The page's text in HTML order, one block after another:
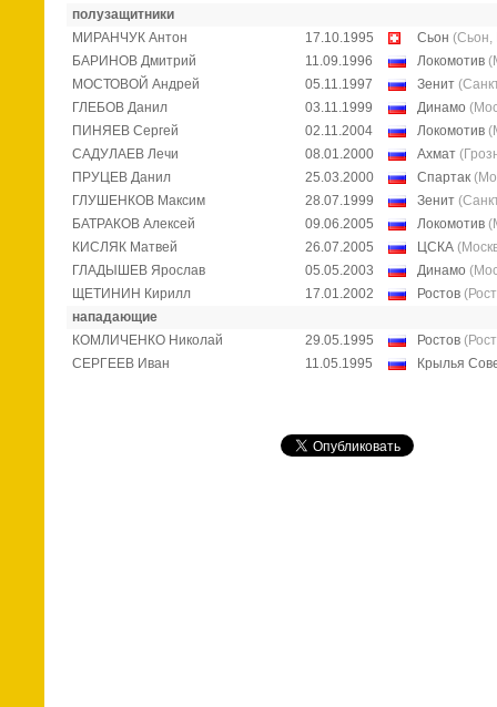
полузащитники
МИРАНЧУК Антон
17.10.1995 Сьон (Сьон,
БАРИНОВ Дмитрий
11.09.1996 Локомотив
МОСТОВОЙ Андрей
05.11.1997 Зенит
ГЛЕБОВ Данил
03.11.1999 Динамо
ПИНЯЕВ Сергей
02.11.2004 Локомотив
САДУЛАЕВ Лечи
08.01.2000 Ахмат
ПРУЦЕВ Данил
25.03.2000 Спартак
ГЛУШЕНКОВ Максим
28.07.1999 Зенит
БАТРАКОВ Алексей
09.06.2005 Локомотив
КИСЛЯК Матвей
26.07.2005 ЦСКА
ГЛАДЫШЕВ Ярослав
05.05.2003 Динамо
ЩЕТИНИН Кирилл
17.01.2002 Ростов
нападающие
КОМЛИЧЕНКО Николай
29.05.1995 Ростов
СЕРГЕЕВ Иван
11.05.1995 Крылья